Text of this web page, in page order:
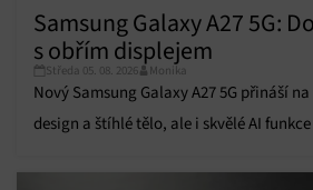
voleb ochrany osobních údajů.
Samsung Galaxy A27 5G:
s obřím displejem
Středa 05. 08. 2026 Monika
Nový Samsung Galaxy A27 5G přináší
design a štíhlé tělo, ale i skvělé AI